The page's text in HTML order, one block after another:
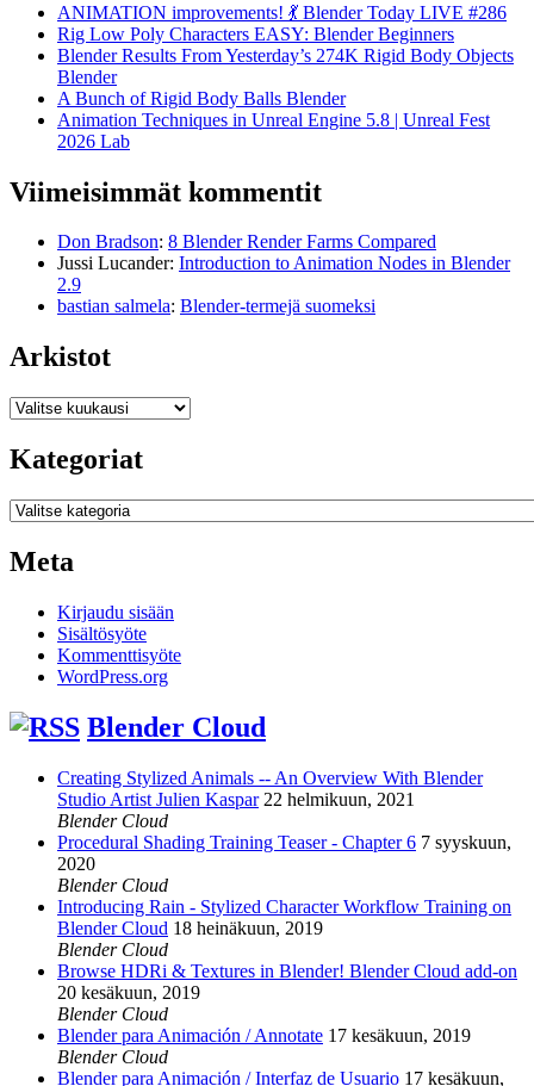
ANIMATION improvements! 💃 Blender Today LIVE #286
Rig Low Poly Characters EASY: Blender Beginners
Blender Results From Yesterday’s 274K Rigid Body Objects
Blender
A Bunch of Rigid Body Balls Blender
Animation Techniques in Unreal Engine 5.8 | Unreal Fest
2026 Lab
Viimeisimmät kommentit
Don Bradson: 8 Blender Render Farms Compared
Jussi Lucander: Introduction to Animation Nodes in Blender
2.9
bastian salmela: Blender-termejä suomeksi
Arkistot
Arkistot
Kategoriat
Kategoriat
Meta
Kirjaudu sisään
Sisältösyöte
Kommenttisyöte
WordPress.org
Blender Cloud
Creating Stylized Animals -- An Overview With Blender
Studio Artist Julien Kaspar 22 helmikuun, 2021
Blender Cloud
Procedural Shading Training Teaser - Chapter 6 7 syyskuun,
2020
Blender Cloud
Introducing Rain - Stylized Character Workflow Training on
Blender Cloud 18 heinäkuun, 2019
Blender Cloud
Browse HDRi & Textures in Blender! Blender Cloud add-on
20 kesäkuun, 2019
Blender Cloud
Blender para Animación / Annotate 17 kesäkuun, 2019
Blender Cloud
Blender para Animación / Interfaz de Usuario 17 kesäkuun,